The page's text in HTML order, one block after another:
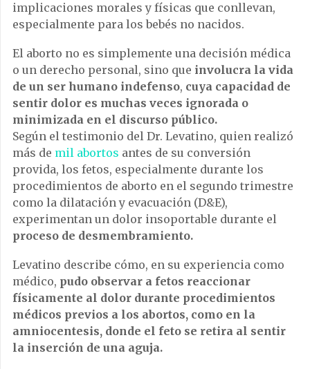
implicaciones morales y físicas que conllevan,
especialmente para los bebés no nacidos.
El aborto no es simplemente una decisión médica
o un derecho personal, sino que involucra la vida
de un ser humano indefenso, cuya capacidad de
sentir dolor es muchas veces ignorada o
minimizada en el discurso público.
Según el testimonio del Dr. Levatino, quien realizó
más de mil abortos antes de su conversión
provida, los fetos, especialmente durante los
procedimientos de aborto en el segundo trimestre
como la dilatación y evacuación (D&E),
experimentan un dolor insoportable durante el
proceso de desmembramiento.
Levatino describe cómo, en su experiencia como
médico, pudo observar a fetos reaccionar
físicamente al dolor durante procedimientos
médicos previos a los abortos, como en la
amniocentesis, donde el feto se retira al sentir
la inserción de una aguja.